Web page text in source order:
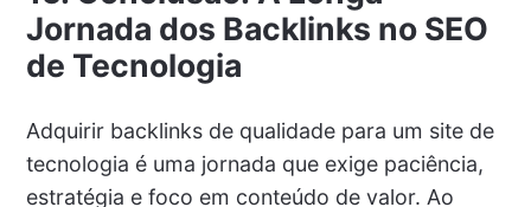
Jornada dos Backlinks no SEO
de Tecnologia
Adquirir backlinks de qualidade para um site de
tecnologia é uma jornada que exige paciência,
estratégia e foco em conteúdo de valor. Ao